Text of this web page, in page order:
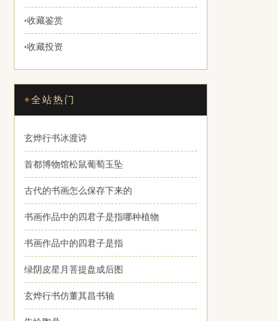
♦收藏鉴赏
♦收藏投资
全站热门
玄烨行书冰渡诗
首都博物馆松鼠葡萄玉坠
古代的书画怎么保存下来的
书画作品中的四君子是指哪种植物
书画作品中的四君子是指
绿阴皮星月菩提盘成后图
玄烨行书仿董其昌书轴